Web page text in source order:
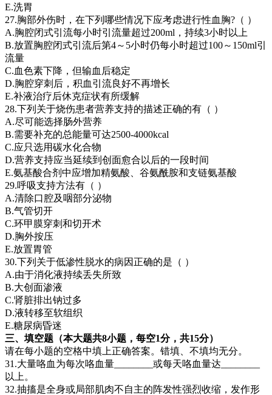
E.洗胃
27.胸部外伤时，在下列哪些情况下应考虑进行性血胸?（ ）
A.胸腔闭式引流每小时引流量超过200ml，持续3小时以上
B.放置胸腔闭式引流后第4～5小时仍每小时超过100～150ml引
流量
C.血色素下降，但输血后稳定
D.胸腔穿刺后，积血引流良好不再增长
E.补液治疗后休克症状有所缓解
28.下列关于烧伤患者营养支持的描述正确的有（ ）
A.尽可能选择肠外营养
B.需要补充的总能量可达2500-4000kcal
C.应只选用碳水化合物
D.营养支持应当延续到创面愈合以后的一段时间
E.氨基酸合剂中应增加精氨酸、谷氨酰胺和支链氨基酸
29.呼吸支持方法有（ ）
A.清除口腔及咽部分泌物
B.气管切开
C.环甲膜穿刺和切开术
D.胸外按压
E.放置胃管
30.下列关于低渗性脱水的病因正确的是（ ）
A.由于消化液持续丢失所致
B.大创面渗液
C.肾脏排出钠过多
D.液转移至软组织
E.糖尿病昏迷
三、填空题（本大题共8小题，每空1分，共15分）
请在每小题的空格中填上正确答案。错填、不填均无分。
31.大量咯血为每次咯血量________或每天咯血量达________
以上。
32.抽搐是全身或局部肌肉不自主的阵发性强烈收缩，发作形